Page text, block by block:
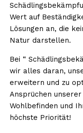
Wert auf
Lösungen an, die
Natur darstellen.
Bei “
wir alles daran,
erweitern und zu
Ansprüchen
Wohlbefinden und
höchste Priorität!